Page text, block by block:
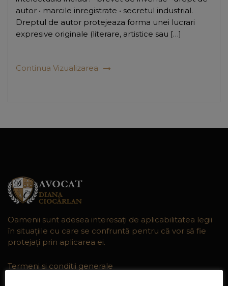
autor • marcile inregistrate • secretul industrial.
Dreptul de autor protejeaza forma unei lucrari
expresive originale (literare, artistice sau […]
Continua Vizualizarea
Oamenii sunt adesea interesaţi de aplicabilitatea legii
în situaţiile cu care se confruntă pentru că vor să fie
protejaţi prin aplicarea ei.
Termeni si conditii generale